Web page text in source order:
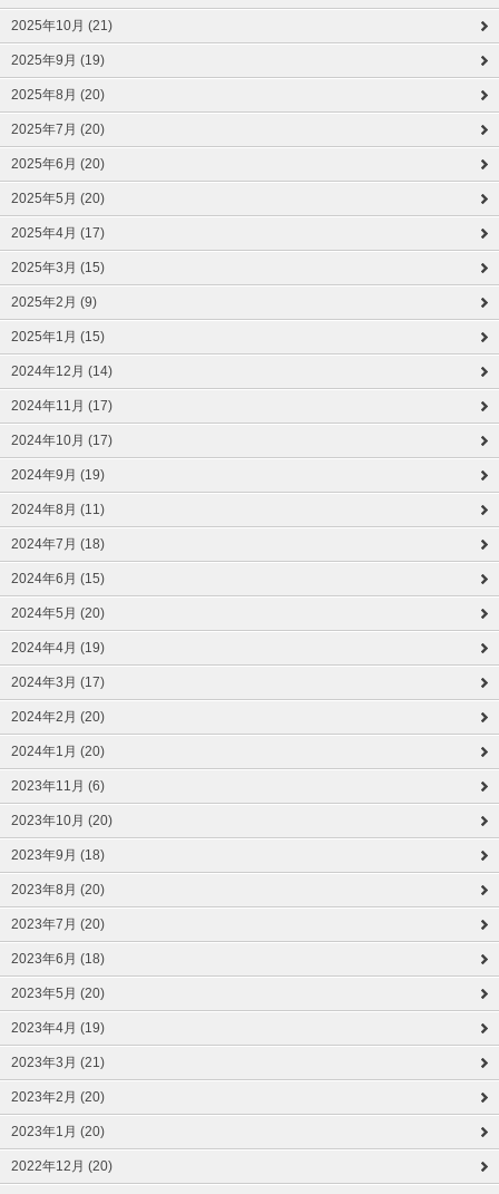
2025年10月 (21)
2025年9月 (19)
2025年8月 (20)
2025年7月 (20)
2025年6月 (20)
2025年5月 (20)
2025年4月 (17)
2025年3月 (15)
2025年2月 (9)
2025年1月 (15)
2024年12月 (14)
2024年11月 (17)
2024年10月 (17)
2024年9月 (19)
2024年8月 (11)
2024年7月 (18)
2024年6月 (15)
2024年5月 (20)
2024年4月 (19)
2024年3月 (17)
2024年2月 (20)
2024年1月 (20)
2023年11月 (6)
2023年10月 (20)
2023年9月 (18)
2023年8月 (20)
2023年7月 (20)
2023年6月 (18)
2023年5月 (20)
2023年4月 (19)
2023年3月 (21)
2023年2月 (20)
2023年1月 (20)
2022年12月 (20)